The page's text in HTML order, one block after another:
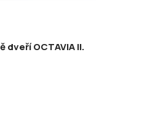
dveří OCTAVIA II.